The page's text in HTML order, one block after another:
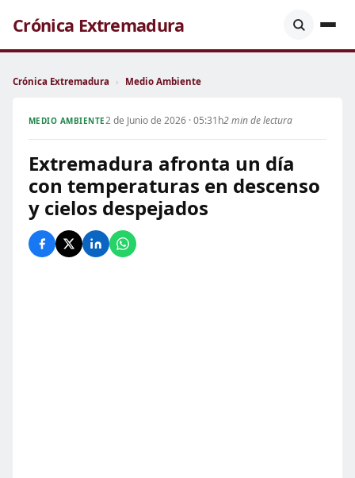
Crónica Extremadura
Crónica Extremadura › Medio Ambiente
MEDIO AMBIENTE2 de Junio de 2026 · 05:31h2 min de lectura
Extremadura afronta un día
con temperaturas en descenso
y cielos despejados